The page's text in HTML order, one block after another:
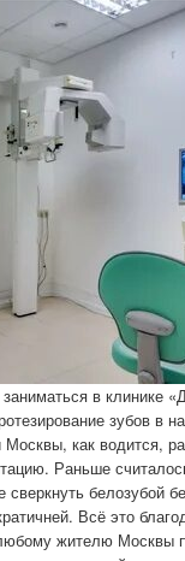
заниматься в
зубов в
как водится,
Раньше
белозубой
Всё это
жителю Москвы